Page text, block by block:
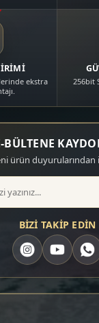
ekstra
256bit
BÜLTENE
ürün
BİZİ TAKİP EDİN